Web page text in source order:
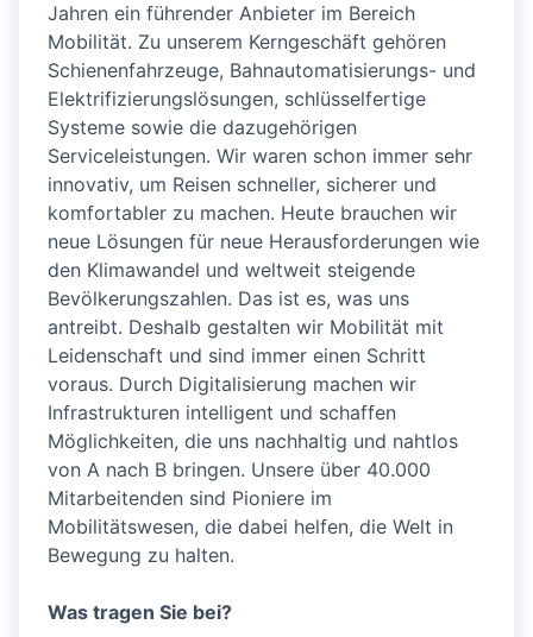
Jahren ein führender Anbieter im Bereich
Mobilität. Zu unserem Kerngeschäft gehören
Schienenfahrzeuge, Bahnautomatisierungs- und
Elektrifizierungslösungen, schlüsselfertige
Systeme sowie die dazugehörigen
Serviceleistungen. Wir waren schon immer sehr
innovativ, um Reisen schneller, sicherer und
komfortabler zu machen. Heute brauchen wir
neue Lösungen für neue Herausforderungen wie
den Klimawandel und weltweit steigende
Bevölkerungszahlen. Das ist es, was uns
antreibt. Deshalb gestalten wir Mobilität mit
Leidenschaft und sind immer einen Schritt
voraus. Durch Digitalisierung machen wir
Infrastrukturen intelligent und schaffen
Möglichkeiten, die uns nachhaltig und nahtlos
von A nach B bringen. Unsere über 40.000
Mitarbeitenden sind Pioniere im
Mobilitätswesen, die dabei helfen, die Welt in
Bewegung zu halten.
Was tragen Sie bei?